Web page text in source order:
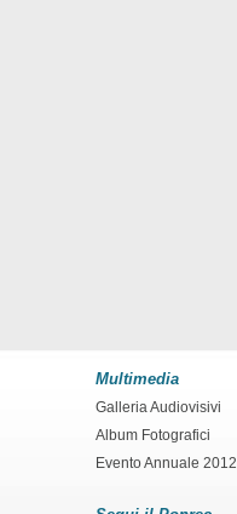
Multimedia
Galleria Audiovisivi
Album Fotografici
Evento Annuale 2012